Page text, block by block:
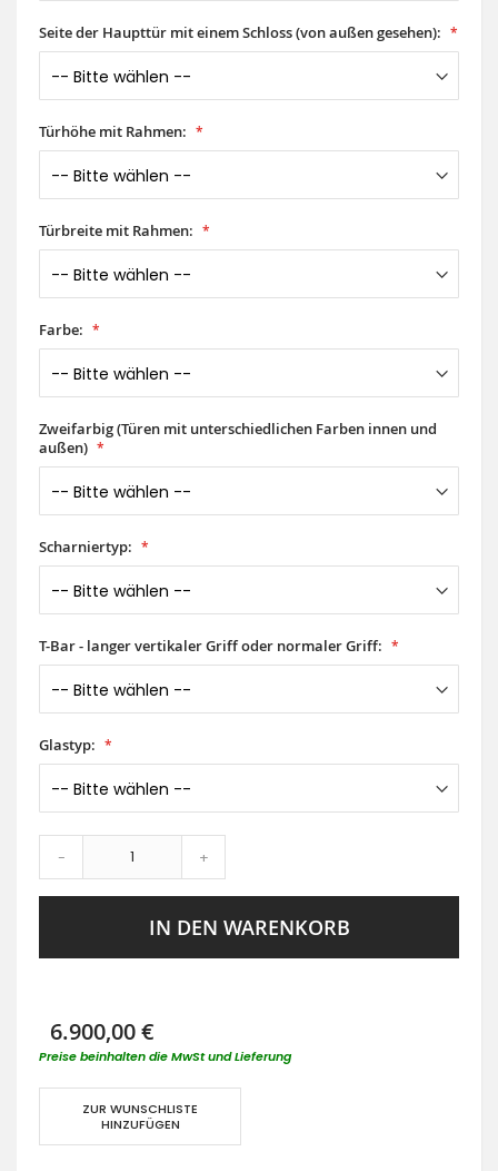
Seite der Haupttür mit einem Schloss (von außen gesehen):
Türhöhe mit Rahmen:
Türbreite mit Rahmen:
Farbe:
Zweifarbig (Türen mit unterschiedlichen Farben innen und
außen)
Scharniertyp:
T-Bar - langer vertikaler Griff oder normaler Griff:
Glastyp:
- +
IN DEN WARENKORB
6.900,00 €
Preise beinhalten die MwSt und Lieferung
ZUR WUNSCHLISTE
HINZUFÜGEN